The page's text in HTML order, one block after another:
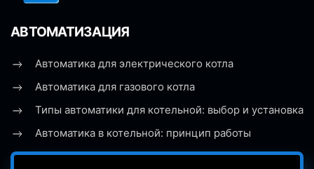
АВТОМАТИЗАЦИЯ
Автоматика для электрического котла
Автоматика для газового котла
Типы автоматики для котельной: выбор и установка
Автоматика в котельной: принцип работы